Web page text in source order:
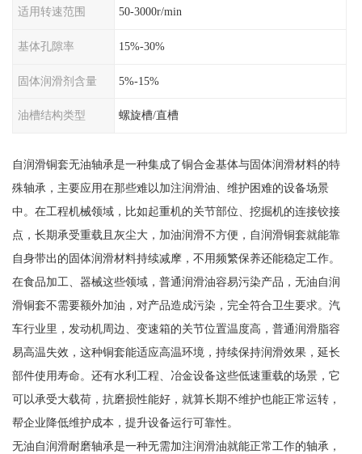
适用转速范围 50-3000r/min
基体孔隙率 15%-30%
固体润滑剂含量 5%-15%
油槽结构类型 螺旋槽/直槽
自润滑铜套无油轴承是一种集成了铜合金基体与固体润滑材料的特
殊轴承，主要应用在那些难以加注润滑油、维护困难的设备场景
中。在工程机械领域，比如起重机的关节部位、挖掘机的连接铰接
点，长期承受重载且灰尘大，加油润滑不方便，自润滑铜套就能靠
自身带出的固体润滑材料持续减摩，不用频繁保养还能稳定工作。
在食品加工、器械这些领域，普通润滑油容易污染产品，无油自润
滑铜套不需要额外加油，对产品造成污染，完全符合卫生要求。汽
车行业里，发动机周边、变速箱的关节位置温度高，普通润滑脂容
易高温失效，这种铜套能适应高温环境，持续保持润滑效果，延长
部件使用寿命。还有水利工程、冶金设备这些低速重载的场景，它
可以承受大载荷，抗磨损性能好，就算长期不维护也能正常运转，
帮企业降低维护成本，提升设备运行可靠性。
无油自润滑耐磨轴承是一种无需加注润滑油就能正常工作的轴承，